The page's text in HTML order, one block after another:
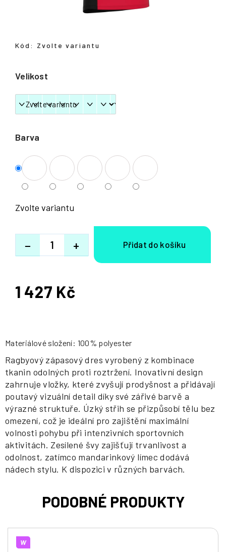
Barva
Velikost
Zvolte variantu
+
−
Kód: Zvolte variantu
1 427 Kč
Měrná
Materiálové složení: 100% polyester
Ragbyový zápasový dres vyrobený z kombinace
tkanin odolných proti roztržení. Inovativní design
zahrnuje vložky, které zvyšují prodyšnost a přidávají
poutavý vizuální detail díky své zářivé barvě a
výrazné struktuře. Úzký střih se přizpůsobí tělu bez
omezení, což je ideální pro zajištění maximální
volnosti pohybu při intenzivních sportovních
aktivitách. Zesílené švy zajišťují trvanlivost a
odolnost, zatímco mandarinkový límec dodává
nádech stylu. K dispozici v různých barvách.
W